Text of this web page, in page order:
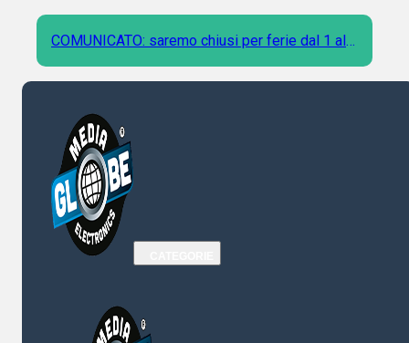
COMUNICATO: saremo chiusi per ferie dal 1 al 9
Agosto